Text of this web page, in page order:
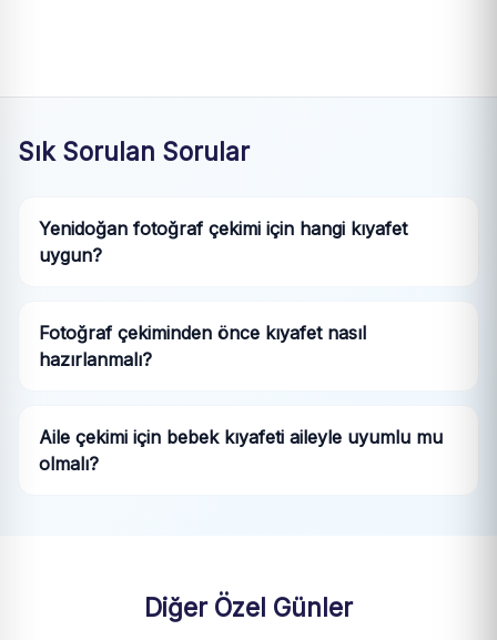
Sık Sorulan Sorular
Yenidoğan fotoğraf çekimi için hangi kıyafet
uygun?
Fotoğraf çekiminden önce kıyafet nasıl
hazırlanmalı?
Aile çekimi için bebek kıyafeti aileyle uyumlu mu
olmalı?
Diğer Özel Günler